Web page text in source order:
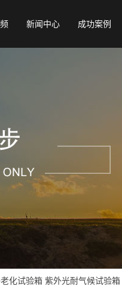
新闻中心 成功案例
化试验箱 紫外光耐气候试验箱